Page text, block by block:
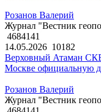
Розанов Валерий
Журнал "Вестник
4684141
14.05.2026 10182
Верховный Атаман
Москве официальную
Розанов Валерий
Журнал "Вестник